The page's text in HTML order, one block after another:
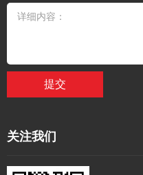
提交
关注我们